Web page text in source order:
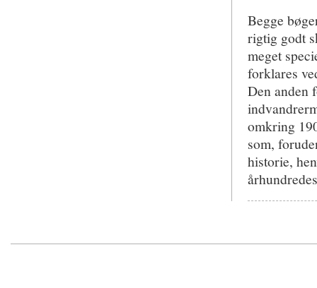
Begge
rigtig godt
meget
forklares
Den anden
omkring
som,
historie,